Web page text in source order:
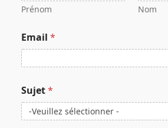
Prénom Nom
Email *
Sujet*